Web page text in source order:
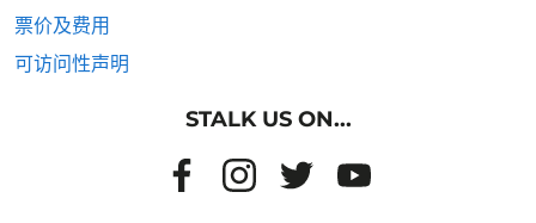
票价及费用
可访问性声明
STALK US ON...